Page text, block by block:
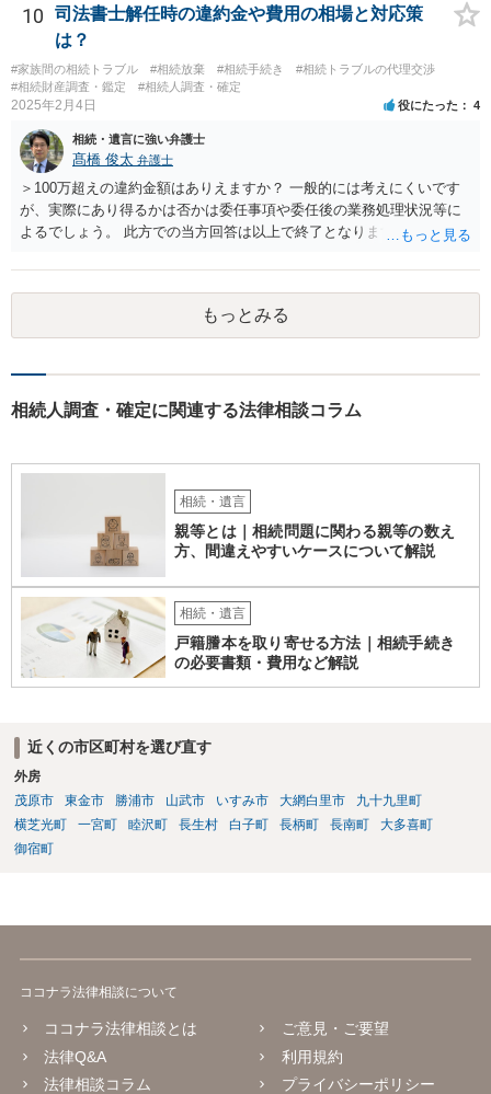
のですか？ →遺書というのが、法律上の遺言の形式を守っている限り
はそのとおりです。 質問3 父が腹違いの長男に法律的に優位になれそ
うな事はありますか？ →遺言が有効な場合、優位に立つことはできま
せんが、お祖父様が認知症であるなどの「遺言が作れないはずの事
情」があるならば①遺言無効確認の訴えを起こすのは一つの手です。
問4 相続トラブルの代理交渉は可能でしょうか。 →一般論としては可
能ですが、お伺いする内容ですとお祖父様が亡くなられた後に動くこ
とになるでしょう。
10
司法書士解任時の違約金や費用の相場と対応策
は？
#家族間の相続トラブル #相続放棄 #相続手続き
#相続トラブルの代理交渉
#相続財産調査・鑑定
#相続人調査・確定
2025年2月4日 役にたった 4
相続・遺言に強い弁護士
髙橋 俊太 弁護士
＞100万超えの違約金額はありえますか？ 一般的には考えにくいです
が、実際にあり得るかは否かは委任事項や委任後の業務処理状況等に
よるでしょう。 此方での当方回答は以上で終了となりますが、参考に
もっとみる
相続人調査・確定に関連する法律相談コラム
相続・遺言
親等とは｜相続問題に関わる親等の数え
方、間違えやすいケースについて解説
相続・遺言
戸籍謄本を取り寄せる方法｜相続手続き
の必要書類・費用など解説
近くの市区町村を選び直す
外房
茂原市
東金市 勝浦市 山武市 いすみ市 大網白里市
九十九里町
横芝光町
一宮町 睦沢町 長生村 白子町 長柄町 長南町
大多喜町
御宿町
ココナラ法律相談について
ココナラ法律相談とは
法律Q&A
法律相談コラム
ご意見・ご要望
利用規約
プライバシーポリシー